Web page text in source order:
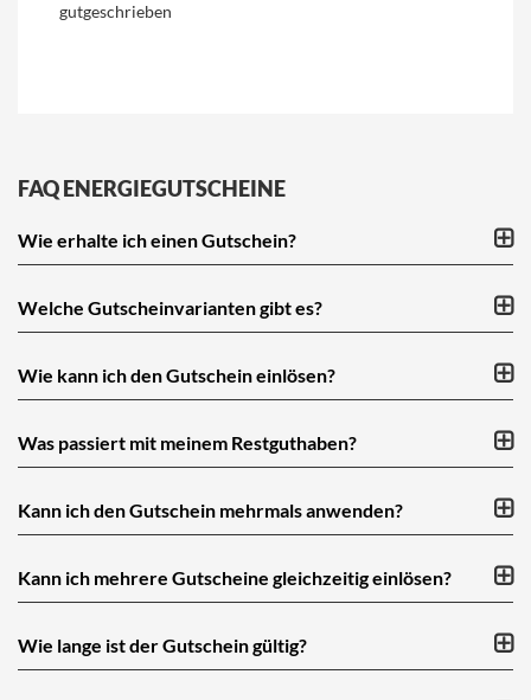
gutgeschrieben
FAQ ENERGIEGUTSCHEINE
Wie erhalte ich einen Gutschein?
Welche Gutscheinvarianten gibt es?
Wie kann ich den Gutschein einlösen?
Was passiert mit meinem Restguthaben?
Kann ich den Gutschein mehrmals anwenden?
Kann ich mehrere Gutscheine gleichzeitig einlösen?
Wie lange ist der Gutschein gültig?